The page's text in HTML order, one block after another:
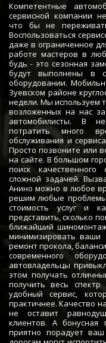
Компетентные
сервисной компании
что бы не
Воспользоваться
даже в ограниченное
работе мастеров в
будь - это сезонная
будут выполнены в
оборудовании.
Зуевском районе
недели. Мы используем
возложенных на нас
автомобилисты. В
потратить много
обслуживания и
Просто позвоните или
на сайте. В большом
поиск качественного
сложной задачей.
Анино можно в любое
решим любые
стоимость услуг и
представить, сколько
ближайший
минимизировать ваши
ремонт прокола,
современного
автовладельцы
этом получать
получить весь
удобный сервис,
практичнее. Качество
не оставит
клиентов. А бонусная
приятно порадует